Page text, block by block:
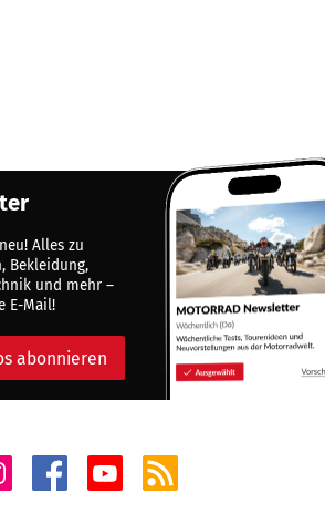
Alles zu
Bekleidung,
und mehr –
E-Mail!
abonnieren